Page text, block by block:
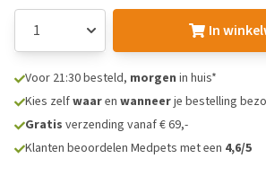
In
Voor 21:30 besteld, morgen in huis*
Kies zelfwaaren wanneerje bestelling
Gratis verzending vanaf € 69,-
Klanten beoordelen Medpets met een 4,6/5